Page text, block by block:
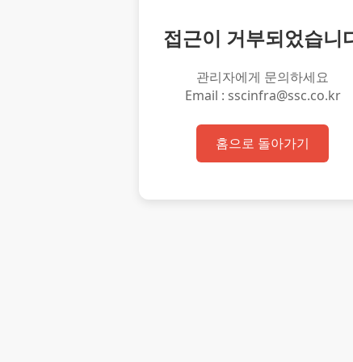
접근이 거부되었습니
관리자에게 문의하세요
Email : sscinfra@ssc.co.kr
홈으로 돌아가기